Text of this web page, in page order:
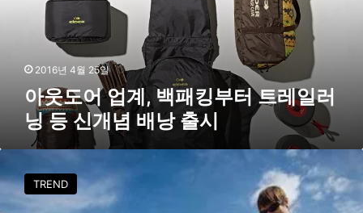
일
닝
2016년 4월 25일
아웃도어 업계, 백패킹부터 트레일러
닝 등 신개념 배낭 출시
운
TREND